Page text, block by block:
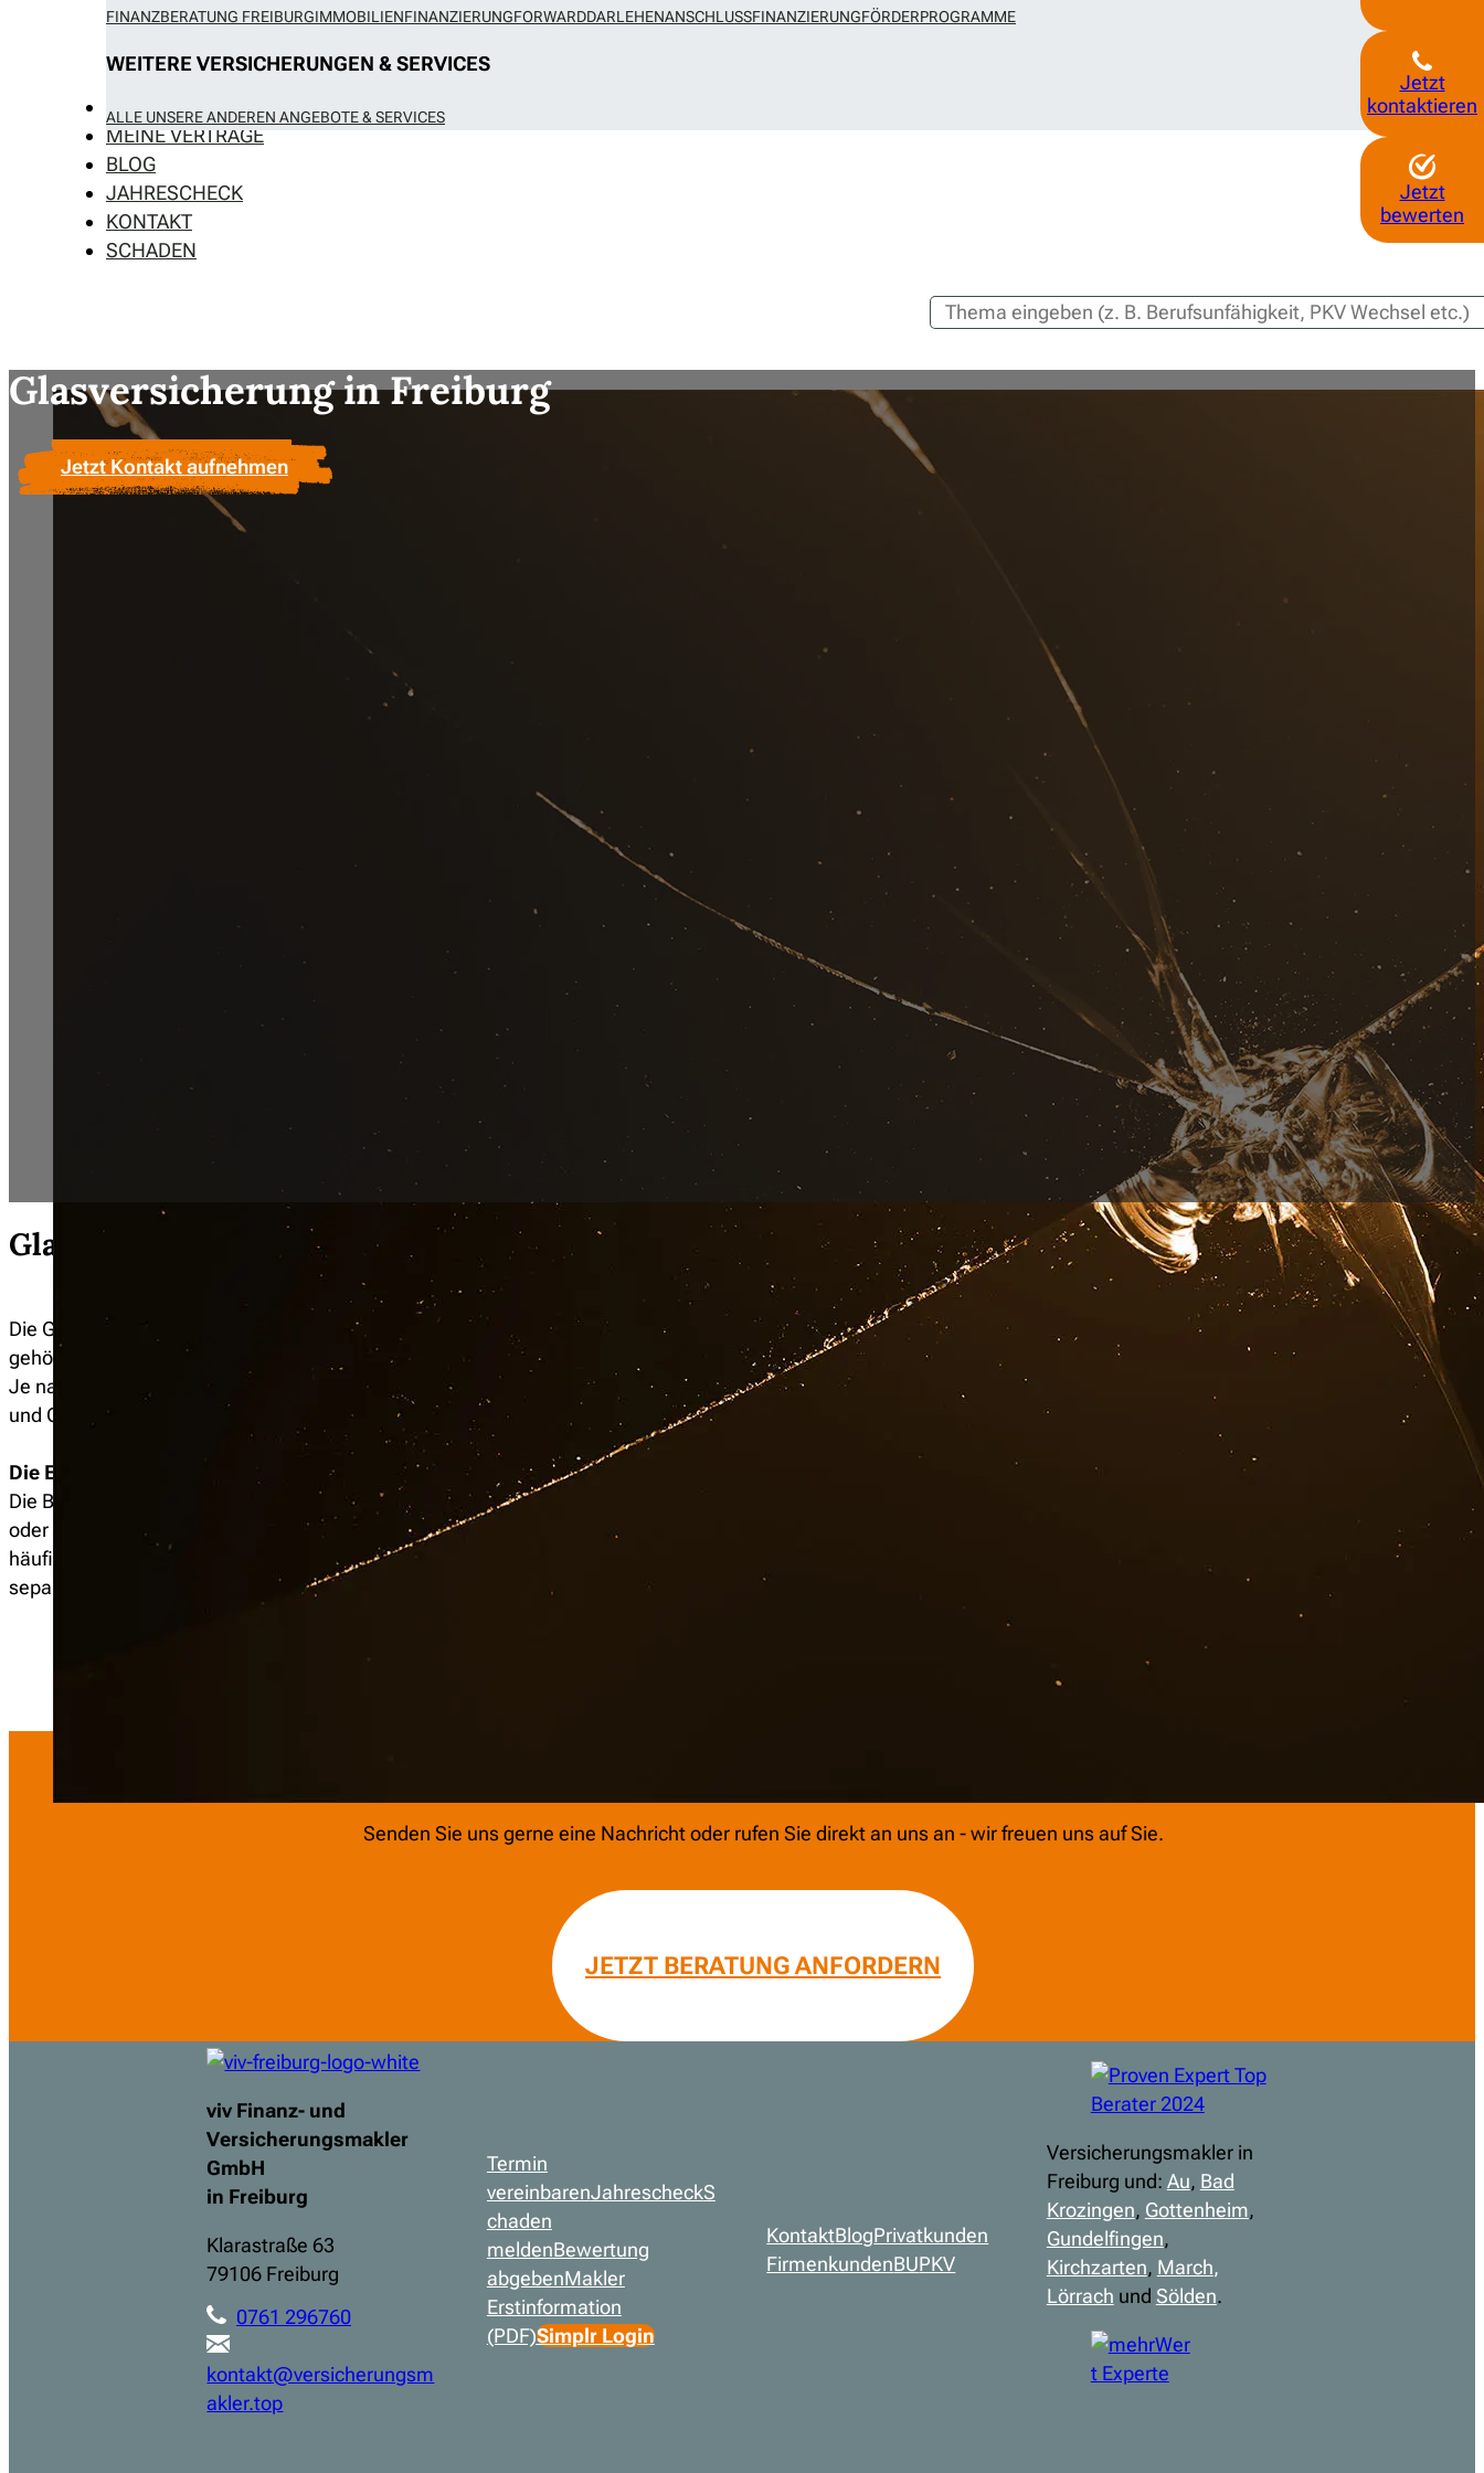
FINANZBERATUNG FREIBURGIMMOBILIENFINANZIERUNGFORWARDDARLEHENANSCHLUSSFINANZIERUNGFÖRDERPROGRAMME
WEITERE VERSICHERUNGEN & SERVICES
ALLE UNSERE ANDEREN ANGEBOTE & SERVICES
TEAM
MEINE VERTRÄGE
BLOG
JAHRESCHECK
KONTAKT
SCHADEN
Glasversicherung in Freiburg
Jetzt Kontakt aufnehmen
Glasversicherung: Eine Scheibe ist schnell kaputt
Die Glasversicherung ersetzt zerbrochene Glas- und Kunststoffscheiben. Dazu
gehören Fenster, Glastüren, Glasbausteine, Lichtkuppeln und Dachverglasungen.
Je nach Tarif zahlt der Versicherer auch Schäden an Spiegeln, Möbelverglasungen
und Ceran-Kochfeldern.
Die Einzelpolice kann günstiger sein
Die Beiträge zur Glasversicherung richten sich nach der tatsächlichen Glasfläche
oder pauschal nach der Wohnfläche in Quadratmetern. Die Glasversicherung wird
häufig im Paket mit der Gebäude- oder Haus­rat­ver­si­che­rung angeboten. Ein
separater Vertrag bei einem günstigen Anbieter kann deutlich preiswerter sein
Tipp:Auch die Entsorgung des beschädigten Glases kostet Geld. Für die
von größeren Glaselementen kann ein Kran oder ein Gerüst erforderlich sein.
Achten Sie beim Abschluss der Glasversicherung darauf, dass diese Kosten
Schließen Sie die Glasversicherung rechtzeitig ab
abgedeckt, bis die Fenster ins Gebäude eingesetzt werden. Gegen das Risiko,
dass während der restlichen Bauzeit etwas zu Bruch geht, können Sie sich mit
Versicherungsmakler in Freiburg
Baufinanzierung in Freiburg
Senden Sie uns gerne eine Nachricht oder rufen Sie direkt an uns an - wir freuen uns auf Sie.
JETZT BERATUNG ANFORDERN
viv Finanz- und
Versicherungsmakler
GmbH
in Freiburg
Klarastraße 63
79106 Freiburg
0761 296760
kontakt@versicherungsm
akler.top
Termin
vereinbarenJahrescheckS
chaden
meldenBewertung
abgebenMakler
Erstinformation
(PDF)Simplr Login
KontaktBlogPrivatkunden
FirmenkundenBUPKV
Versicherungsmakler in
Freiburg und: Au, Bad
Krozingen, Gottenheim,
Gundelfingen,
Kirchzarten, March,
Lörrach und Sölden.
Jetzt
kontaktieren
Jetzt
bewerten